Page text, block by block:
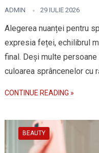
ADMIN 29 IULIE 2026
Alegerea nuanței pentru
expresia feței, echilibrul
final. Deși multe
culoarea sprâncenelor cu
CONTINUE READING »
BEAUTY